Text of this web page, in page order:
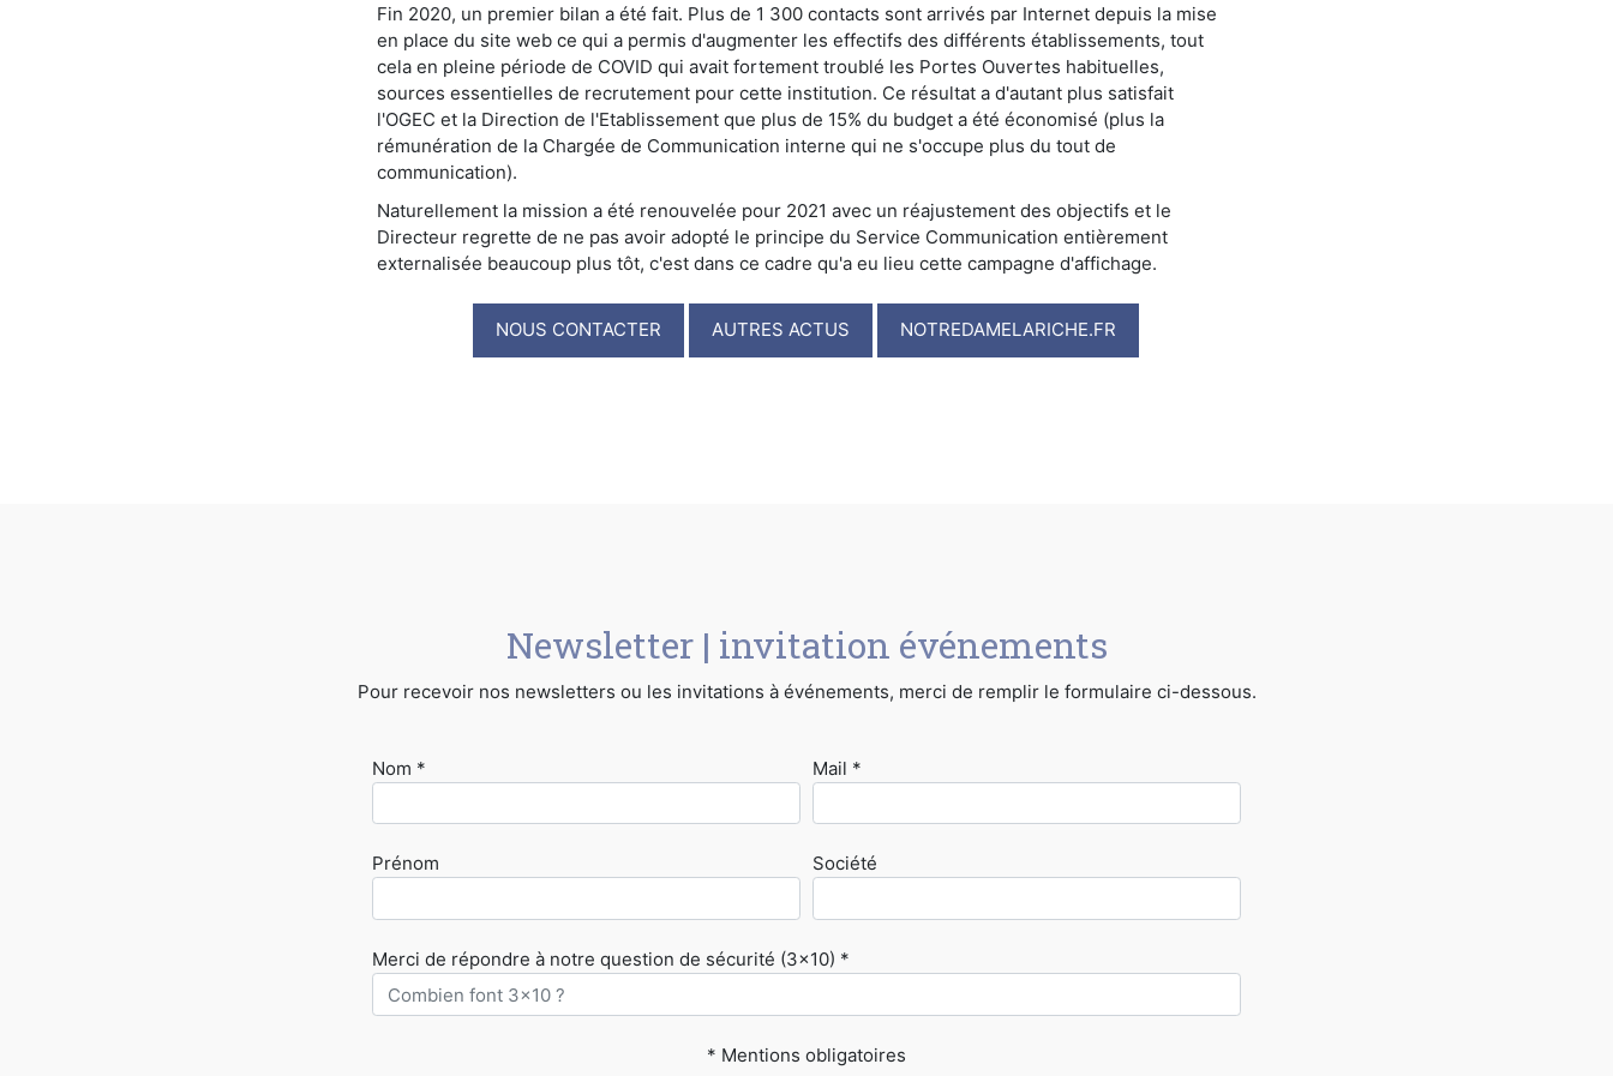
Fin 2020, un premier bilan a été fait. Plus de 1 300 contacts sont arrivés par Internet depuis la mise
en place du site web ce qui a permis d'augmenter les effectifs des différents établissements, tout
cela en pleine période de COVID qui avait fortement troublé les Portes Ouvertes habituelles,
sources essentielles de recrutement pour cette institution. Ce résultat a d'autant plus satisfait
l'OGEC et la Direction de l'Etablissement que plus de 15% du budget a été économisé (plus la
rémunération de la Chargée de Communication interne qui ne s'occupe plus du tout de
communication).
Naturellement la mission a été renouvelée pour 2021 avec un réajustement des objectifs et le
Directeur regrette de ne pas avoir adopté le principe du Service Communication entièrement
externalisée beaucoup plus tôt, c'est dans ce cadre qu'a eu lieu cette campagne d'affichage.
NOUS CONTACTER AUTRES ACTUS NOTREDAMELARICHE.FR
Newsletter | invitation événements
Pour recevoir nos newsletters ou les invitations à événements, merci de remplir le formulaire ci-dessous.
Nom *
Prénom
Mail *
Société
Merci de répondre à notre question de sécurité (3x10) *
* Mentions obligatoires